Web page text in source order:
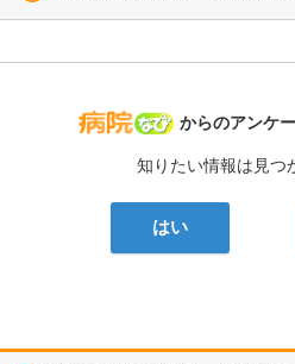
病院なび
からのアンケ
知りたい情報は見つ
はい